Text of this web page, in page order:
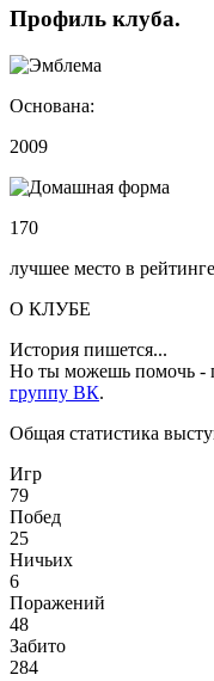
Профиль клуба.
Основана:
2009
170
лучшее место в
О КЛУБЕ
История пишется...
Но ты можешь помочь -
группу ВК.
Общая статистика
Игр
79
Побед
25
Ничьих
6
Поражений
48
Забито
284